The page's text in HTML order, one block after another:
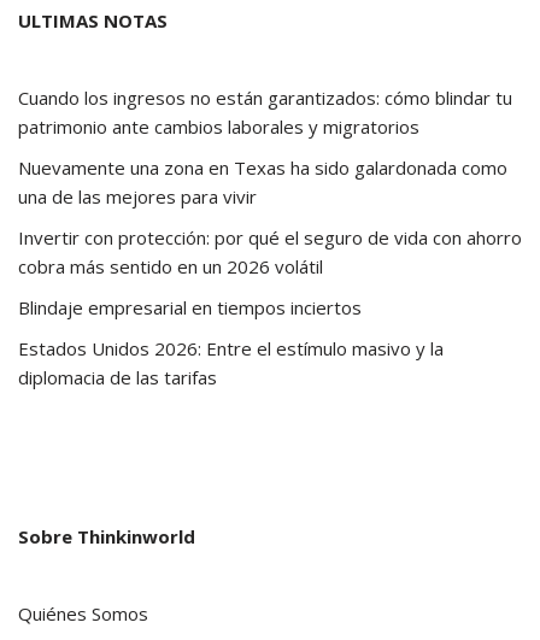
ULTIMAS NOTAS
Cuando los ingresos no están garantizados: cómo blindar tu
patrimonio ante cambios laborales y migratorios
Nuevamente una zona en Texas ha sido galardonada como
una de las mejores para vivir
Invertir con protección: por qué el seguro de vida con ahorro
cobra más sentido en un 2026 volátil
Blindaje empresarial en tiempos inciertos
Estados Unidos 2026: Entre el estímulo masivo y la
diplomacia de las tarifas
Sobre Thinkinworld
Quiénes Somos